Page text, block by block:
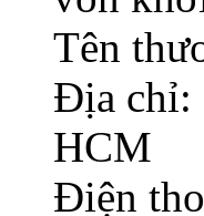
Tên
Địa chỉ:
HCM
Điện